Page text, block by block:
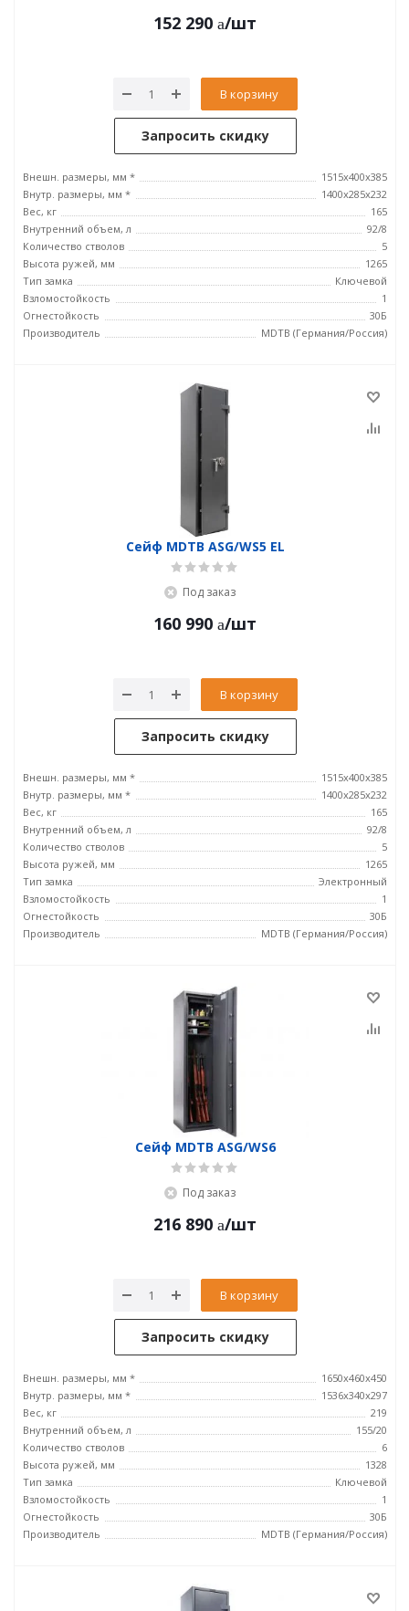
152 290 /шт
В корзину
Запросить скидку
Внешн. размеры, мм *
1515x400x385
Внутр. размеры, мм *
1400x285x232
Вес, кг
165
Внутренний объем, л
92/8
Количество стволов
5
Высота ружей, мм
1265
Тип замка
Ключевой
Взломостойкость
1
Огнестойкость
30Б
Производитель
MDTB (Германия/Россия)
Сейф MDTB ASG/WS5 EL
Под заказ
160 990 /шт
В корзину
Запросить скидку
Внешн. размеры, мм *
1515x400x385
Внутр. размеры, мм *
1400x285x232
Вес, кг
165
Внутренний объем, л
92/8
Количество стволов
5
Высота ружей, мм
1265
Тип замка
Электронный
Взломостойкость
1
Огнестойкость
30Б
Производитель
MDTB (Германия/Россия)
Сейф MDTB ASG/WS6
Под заказ
216 890 /шт
В корзину
Запросить скидку
Внешн. размеры, мм *
1650x460x450
Внутр. размеры, мм *
1536x340x297
Вес, кг
219
Внутренний объем, л
155/20
Количество стволов
6
Высота ружей, мм
1328
Тип замка
Ключевой
Взломостойкость
1
Огнестойкость
30Б
Производитель
MDTB (Германия/Россия)